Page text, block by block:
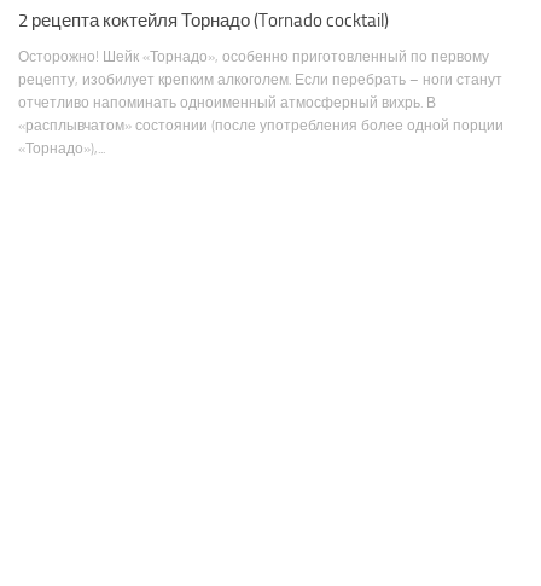
2 рецепта коктейля Торнадо (Tornado cocktail)
Осторожно! Шейк «Торнадо», особенно приготовленный по первому
рецепту, изобилует крепким алкоголем. Если перебрать – ноги станут
отчетливо напоминать одноименный атмосферный вихрь. В
«расплывчатом» состоянии (после употребления более одной порции
«Торнадо»),...